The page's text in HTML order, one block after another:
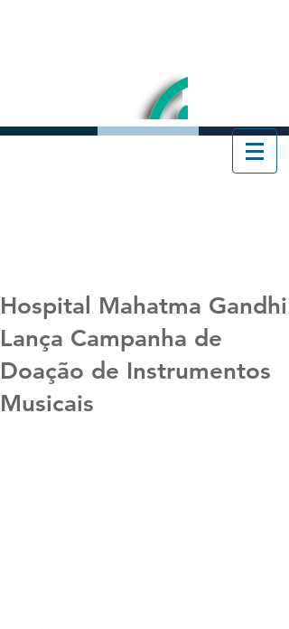
Hospital Mahatma Gandhi
Lança Campanha de
Doação de Instrumentos
Musicais